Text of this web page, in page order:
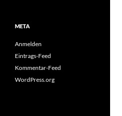
META
Anmelden
Eintrags-Feed
Kommentar-Feed
WordPress.org